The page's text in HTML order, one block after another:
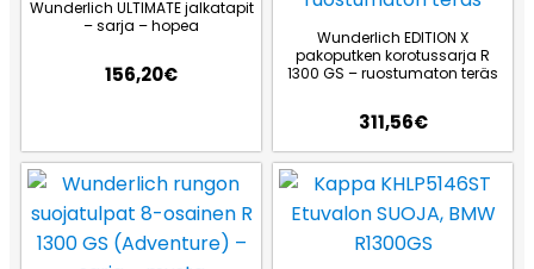
Wunderlich ULTIMATE jalkatapit
– sarja – hopea
156,20€
Wunderlich EDITION X
pakoputken korotussarja R
1300 GS – ruostumaton teräs
311,56€